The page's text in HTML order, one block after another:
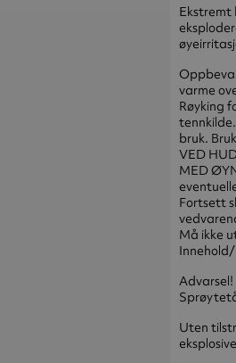
Ekstremt
varme
Røyking
bruk.
VED
MED
Fortsett
Må ikke
Uten